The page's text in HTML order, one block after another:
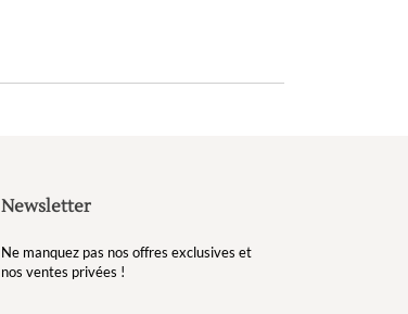
Newsletter
Ne manquez pas nos offres exclusives et
nos ventes privées !